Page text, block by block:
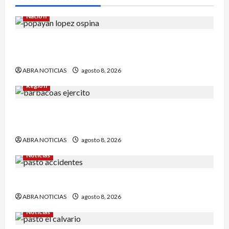
Nación
ABRA NOTICIAS
agosto 8, 2026
Región
ABRA NOTICIAS
agosto 8, 2026
Noticias
ABRA NOTICIAS
agosto 8, 2026
Noticias